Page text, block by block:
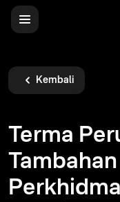
Kembali
Terma